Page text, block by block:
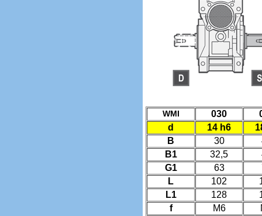
WMI 030
d
14 h6
B
30
B1
32,5
G1
63
L
102
L1
128
f
M6